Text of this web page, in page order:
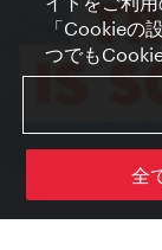
「Cookieの
つでも
全